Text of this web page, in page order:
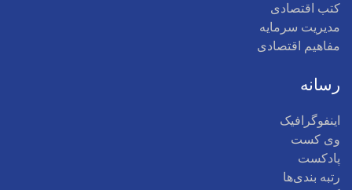
کتب اقتصادی
مدیریت سرمایه
مفاهیم اقتصادی
رسانه
اینفوگرافیک
وی کست
پادکست
رتبه بندی‌ها